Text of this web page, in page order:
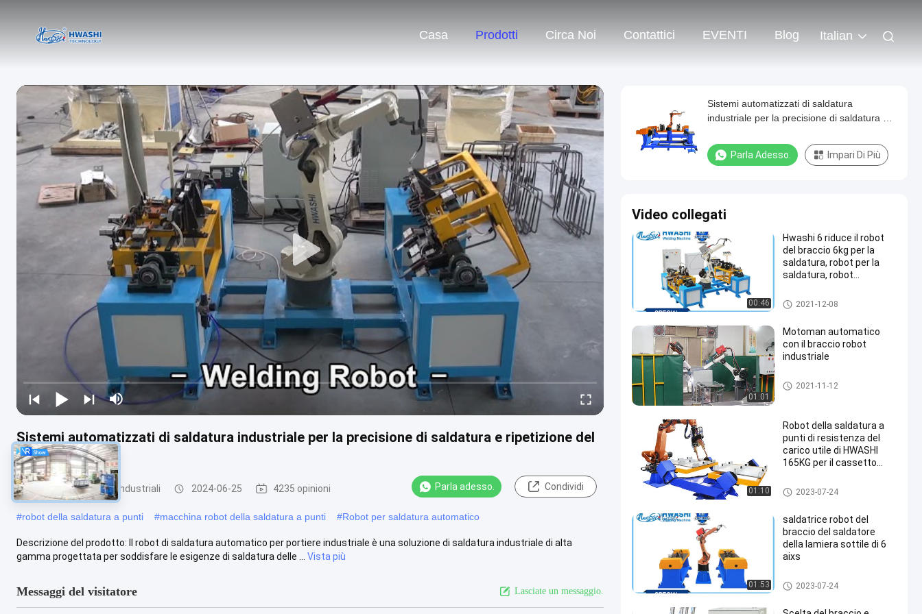
Casa Prodotti Circa Noi Contattici EVENTI Blog Italian
Sistemi automatizzati di saldatura industriale per la precisione di saldatura e ripetizione del
posizionamento
robot per saldatura industriali 2024-06-25 4235 opinioni Parla adesso. Condividi
#robot della saldatura a punti #macchina robot della saldatura a punti #Robot per saldatura automatico
Descrizione del prodotto: Il robot di saldatura automatico per portiere industriale è una soluzione di saldatura industriale di alta
gamma progettata per soddisfare le esigenze di saldatura delle ...
Vista più
Messaggi del visitatore Lasciate un messaggio.
Sistemi automatizzati di saldatura
industriale per la precisione di saldatura e
Parla Adesso. Impari Di Più
Video collegati
00:46
Hwashi 6 riduce il robot
del braccio 6kg per la
saldatura, robot per la
saldatura, robot
robot per saldatura industriali
2021-12-08
01:01
Motoman automatico
con il braccio robot
industriale
robot per saldatura industriali
2021-11-12
01:10
Robot della saldatura a
punti di resistenza del
carico utile di HWASHI
165KG per il cassetto
cassetto di acciaio dolce
robot per saldatura industriali
2023-07-24
01:53
saldatrice robot del
braccio del saldatore
della lamiera sottile di 6
aixs
robot per saldatura industriali
2023-07-24